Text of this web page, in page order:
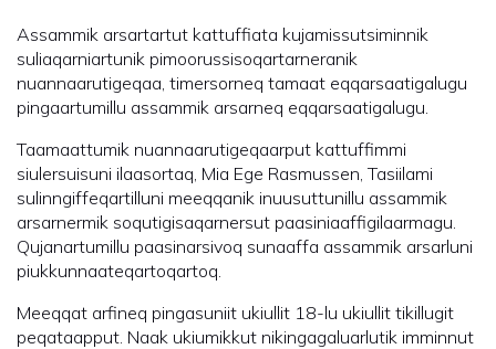
Assammik arsartartut kattuffiata kujamissutsiminnik
suliaqarniartunik pimoorussisoqartarneranik
nuannaarutigeqaa, timersorneq tamaat eqqarsaatigalugu
pingaartumillu assammik arsarneq eqqarsaatigalugu.
Taamaattumik nuannaarutigeqaarput kattuffimmi
siulersuisuni ilaasortaq, Mia Ege Rasmussen, Tasiilami
sulinngiffeqartilluni meeqqanik inuusuttunillu assammik
arsarnermik soqutigisaqarnersut paasiniaaffigilaarmagu.
Qujanartumillu paasinarsivoq sunaaffa assammik arsarluni
piukkunnaateqartoqartoq.
Meeqqat arfineq pingasuniit ukiullit 18-lu ukiullit tikillugit
peqataapput. Naak ukiumikkut nikingagaluarlutik imminnut